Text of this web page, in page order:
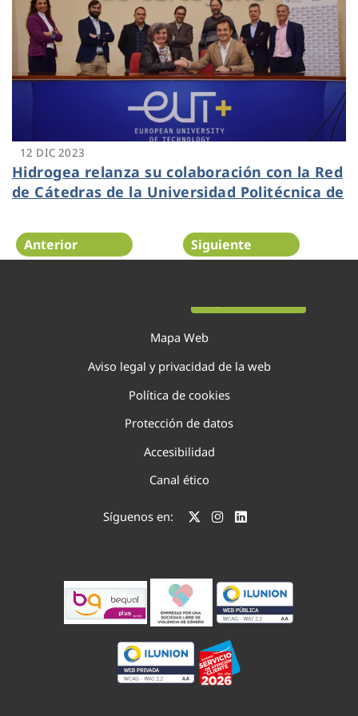
12 DIC 2023
Hidrogea relanza su colaboración con la Red
de Cátedras de la Universidad Politécnica de
Anterior Siguiente
Mapa Web
Aviso legal y privacidad de la web
Política de cookies
Protección de datos
Accesibilidad
Canal ético
Síguenos en: